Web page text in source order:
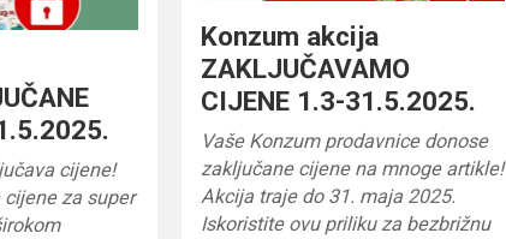
Konzum akcija
ZAKLJUČAVAMO
CIJENE 1.3-31.5.2025.
Vaše Konzum prodavnice donose
zaključane cijene na mnoge artikle!
Akcija traje do 31. maja 2025.
Iskoristite ovu priliku za bezbrižnu
cijene!
za super